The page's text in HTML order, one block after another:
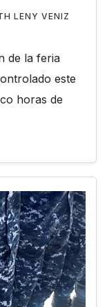
LENY VENIZ
de la feria
este
horas de